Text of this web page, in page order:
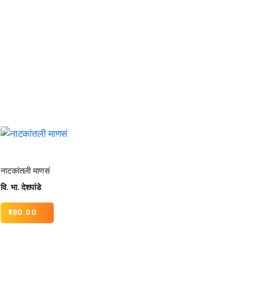
नाटकांतली माणसं
वि. भा. देशपांडे
180.00